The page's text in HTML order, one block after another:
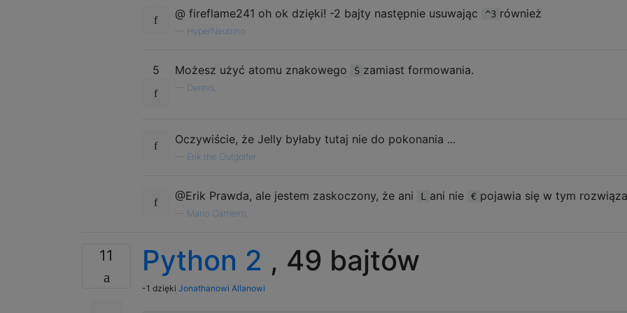
- - - - -
[[[[[1]]]], [[[[1]]], [[[1]], [[1], [1, 1]]]], [[[[1]]], [[[1]], [[1], [1, 1]]],
- - - - -
- - - - -
- - - - -
- - - - -
6
1
@ fireflame241 oh ok dzięki! -2 bajty następnie usuwając ^3 również
HyperNeutrino
5 Możesz użyć atomu znakowego Ṡ zamiast formowania.
Dennis,
Oczywiście, że Jelly byłaby tutaj nie do pokonania ...
Erik the Outgolfer
@Erik Prawda, ale jestem zaskoczony, że ani L ani nie € pojawia się w tym
Mario Carneiro,
11 Python 2 , 49 bajtów
-1 dzięki Jonathanowi Allanowi